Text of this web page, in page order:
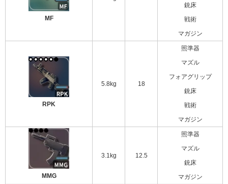
MF
銃床
戦術
マガジン
RPK
5.8kg 18
照準器
マズル
フォアグリップ
銃床
戦術
マガジン
MMG
3.1kg 12.5
照準器
マズル
銃床
マガジン